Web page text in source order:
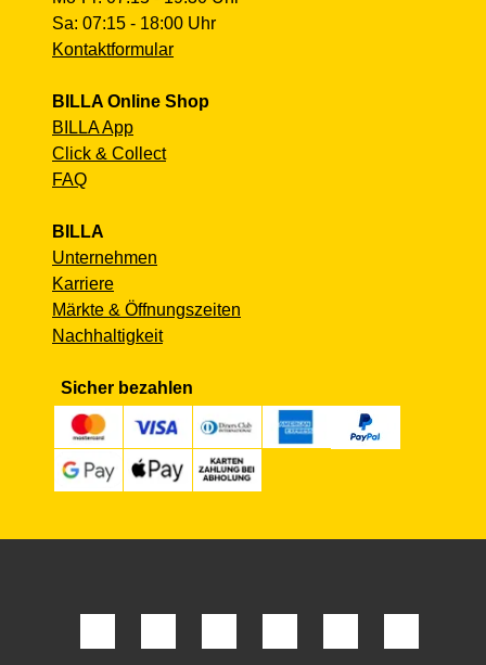
Sa: 07:15 - 18:00 Uhr
Kontaktformular
BILLA Online Shop
BILLA App
Click & Collect
FAQ
BILLA
Unternehmen
Karriere
Märkte & Öffnungszeiten
Nachhaltigkeit
Sicher bezahlen